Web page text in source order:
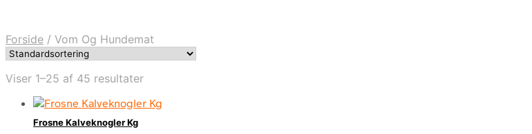
Forside / Vom Og Hundemat
Viser 1–25 af 45 resultater
Frosne Kalveknogler Kg